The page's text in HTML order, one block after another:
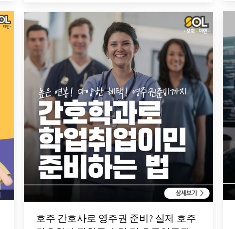
호주 간호사로 영주권 준비? 실제 호주